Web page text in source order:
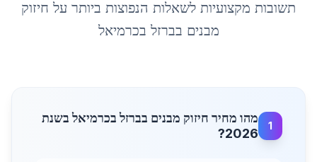
תשובות מקצועיות לשאלות הנפוצות ביותר על חיזוק
מבנים בברזל בכרמיאל
1
מהו מחיר חיזוק מבנים בברזל בכרמיאל בשנת
2026?